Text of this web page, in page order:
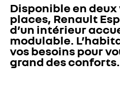
Disponible en deux
places, Renault
d’un intérieur
modulable.
vos besoins pour
grand des conforts.